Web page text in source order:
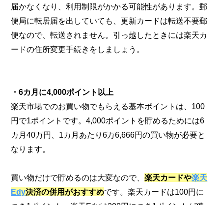
届かなくなり、利用制限がかかる可能性があります。郵
便局に転居届を出していても、更新カードは転送不要郵
便なので、転送されません。引っ越したときには楽天カ
ードの住所変更手続きをしましょう。
・6カ月に4,000ポイント以上
楽天市場でのお買い物でもらえる基本ポイントは、100
円で1ポイントです。4,000ポイントを貯めるためには6
カ月40万円、1カ月あたり6万6,666円の買い物が必要と
なります。
買い物だけで貯めるのは大変なので、楽天カードや楽天
Edy決済の併用がおすすめです。楽天カードは100円に